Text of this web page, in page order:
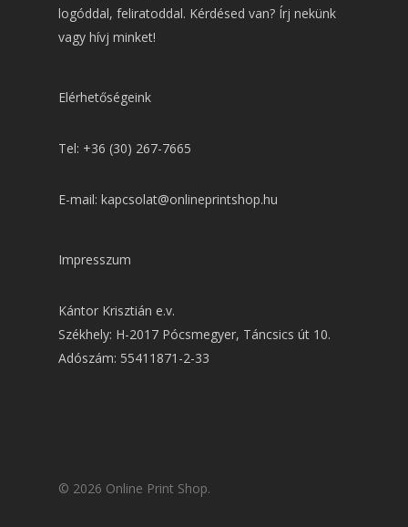
logóddal, feliratoddal. Kérdésed van? Írj nekünk
vagy hívj minket!
Elérhetőségeink
Tel: +36 (30) 267-7665
E-mail: kapcsolat@onlineprintshop.hu
Impresszum
Kántor Krisztián e.v.
Székhely: H-2017 Pócsmegyer, Táncsics út 10.
Adószám: 55411871-2-33
© 2026 Online Print Shop.